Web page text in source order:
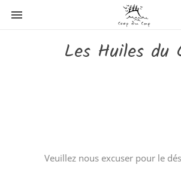

Les Huiles du
Veuillez nous excuser pour le